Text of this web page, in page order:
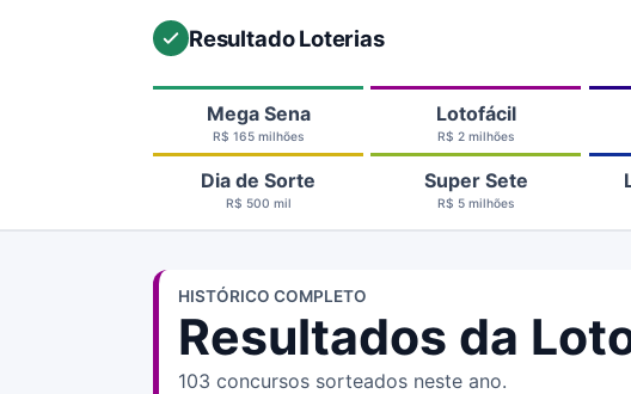
Resultado Loterias
Mega Sena
R$ 165 milhões
Lotofácil
R$ 2 milhões
Dia de Sorte
R$ 500 mil
Super Sete
R$ 5 milhões
HISTÓRICO COMPLETO
Resultados da
103 concursos sorteados neste ano.